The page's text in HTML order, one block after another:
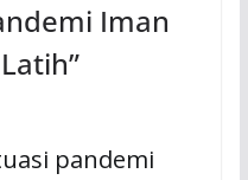
Iman
pandemi